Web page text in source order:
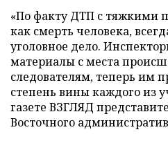
«По факту ДТП с тяжкими
как смерть человека,
уголовное дело.
материалы с места
следователям, теперь им
степень вины каждого из
газете ВЗГЛЯД
Восточного